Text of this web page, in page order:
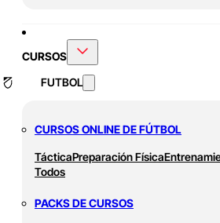
CURSOS
FUTBOL
CURSOS ONLINE DE FÚTBOL
TácticaPreparación Física
Todos
PACKS DE CURSOS